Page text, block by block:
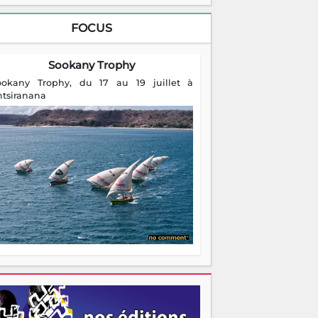
FOCUS
Sookany Trophy
Trophy, du 17 au 19 juillet à